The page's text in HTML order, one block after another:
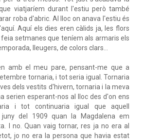
viatjaríem durant l'estiu però també
roba d'abric. Al lloc on anava l'estiu és
Aquí els dies eren càlids ja, les flors
setmanes que teníem als armaris els
lleugers, de colors clars...
amb el meu pare, pensant-me que a
tornaria, i tot seria igual. Tornaria
dels vestits d'hivern, tornaria i la meva
serien esperant-nos al lloc des d'on ens
i tot continuaria igual que aquell
del 1909 quan la Magdalena em
I no. Quan vaig tornar, res ja no era al
jo no era la persona que havia estat